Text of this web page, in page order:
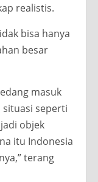
realistis.
bisa hanya
besar
masuk
seperti
objek
itu Indonesia
terang